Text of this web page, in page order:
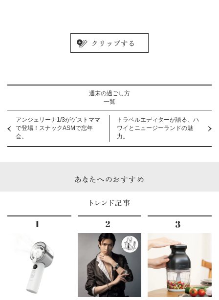
週末の過ごし方
一覧
アンジェリーナ1/3がゲストママ
で登場！スナックASMで忘年
会。
トラベルエディターが語る、ハ
ワイとニュージーランドの魅
力。
あなたへのおすすめ
トレンド記事